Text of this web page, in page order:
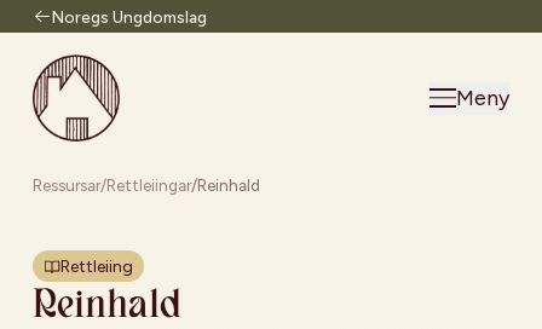
Noregs Ungdomslag
Til forsiden
Meny
Ressursar/Rettleiingar/Reinhald
Rettleiing
Reinhald